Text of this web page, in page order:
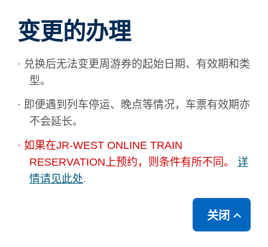
变更的办理
· 兑换后无法变更周游券的起始日期、有效期和类
型。
· 即便遇到列车停运、晚点等情况，车票有效期亦
不会延长。
· 如果在JR-WEST ONLINE TRAIN
RESERVATION上预约，则条件有所不同。
详
情请见此处.
关闭